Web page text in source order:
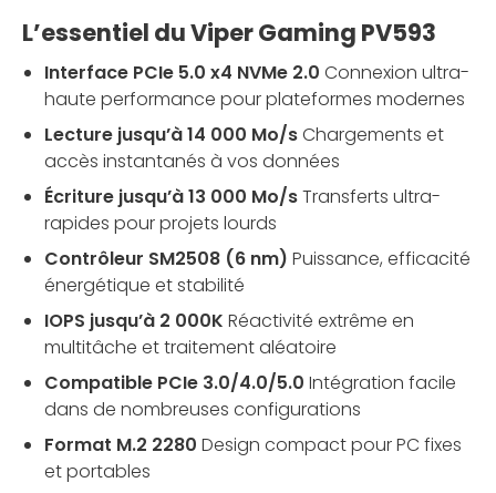
L’essentiel du Viper Gaming PV593
Interface PCIe 5.0 x4 NVMe 2.0 Connexion ultra-
haute performance pour plateformes modernes
Lecture jusqu’à 14 000 Mo/sChargements et
accès instantanés à vos données
Écriture jusqu’à 13 000 Mo/sTransferts ultra-
rapides pour projets lourds
Contrôleur SM2508 (6 nm) Puissance, efficacité
énergétique et stabilité
IOPS jusqu’à 2 000K Réactivité extrême en
multitâche et traitement aléatoire
Compatible PCIe 3.0/4.0/5.0 Intégration facile
dans de nombreuses configurations
Format M.2 2280 Design compact pour PC fixes
et portables